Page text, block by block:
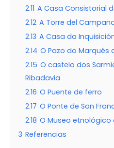
2.11 A Casa Consistorial
2.12 A Torre del
2.13 A Casa da
2.14 O Pazo do Marqués
2.15 O castelo dos
Ribadavia
2.16 O Puente de ferro
2.17 O Ponte de San
2.18 O Museo etnológico
3 Referencias